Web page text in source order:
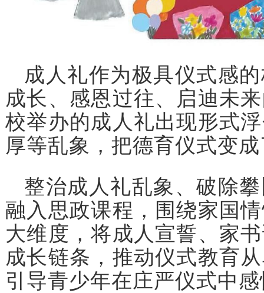
成人礼作为极具仪式感
成长、感恩过往、启迪未
校举办的成人礼出现形式
厚等乱象，把德育仪式变
整治成人礼乱象、破除
融入思政课程，围绕家国
大维度，将成人宣誓、家
成长链条，推动仪式教育
引导青少年在庄严仪式中